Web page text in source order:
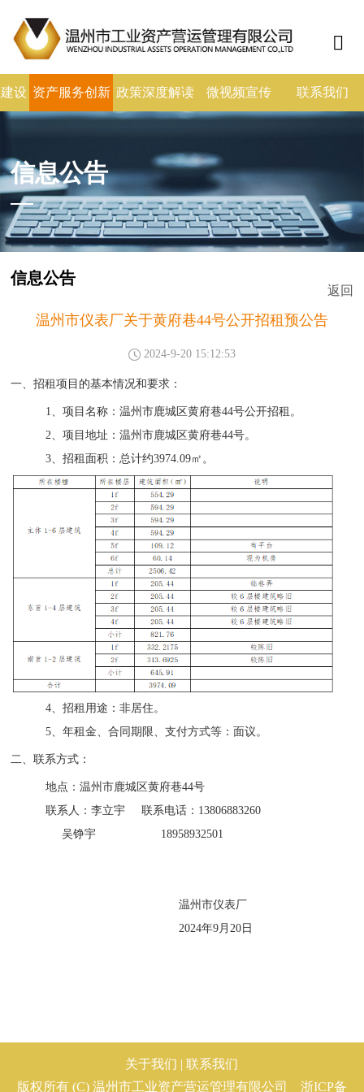
设 资产服务创新 政策深度解读 微视频宣传 联系我们
信息公告
信息公告
返回
温州市仪表厂关于黄府巷44号公开招租预公告
2024-9-20 15:12:53
一、招租项目的基本情况和要求：
1 、项目名称：温州市鹿城区黄府巷44号公开招租。
2 、项目地址：温州市鹿城区黄府巷44号。
3 、招租面积：总计约3974.09㎡ 。
4 、招租用途：非居住 。
5 、年租金、合同期限、支付方式等：面议。
二、联系方式：
地点：温州市鹿城区黄府巷44号
联系人：李立宇 联系电话： 13806883260
吴铮宇
18958932501
温州市仪表厂
2024年9 月 20 日
关于我们 |联系我们
版权所有 (C) 温州市工业资产营运管理有限公司 浙ICP备